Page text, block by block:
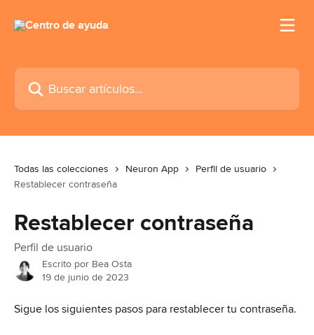
Buscar artículos...
Todas las colecciones Neuron App
Perfil de usuario
Restablecer contraseña
Restablecer contraseña
Perfil de usuario
Escrito por Bea Osta
19 de junio de 2023
Sigue los siguientes pasos para restablecer tu contraseña.